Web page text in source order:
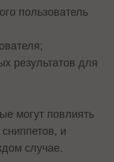
пользователь
результатов для
могут повлиять
и
случае.